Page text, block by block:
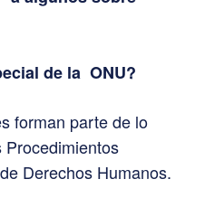
de la ONU?
forman parte de lo
Derechos Humanos.